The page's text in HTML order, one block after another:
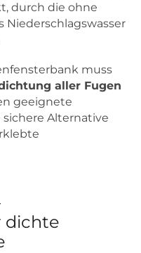
durch die ohne
muss
aller Fugen
geeignete
Alternative
dichte